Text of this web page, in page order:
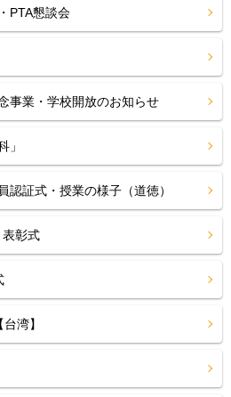
PTA懇談会
事業・学校開放のお知らせ
」
証式・授業の様子（道徳）
彰式
湾】